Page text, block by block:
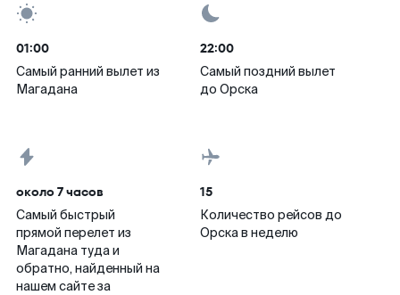
01:00
Самый ранний вылет из
Магадана
22:00
Самый поздний вылет
до Орска
около 7 часов
Самый быстрый
прямой перелет из
Магадана туда и
обратно, найденный на
нашем сайте за
15
Количество рейсов до
Орска в неделю